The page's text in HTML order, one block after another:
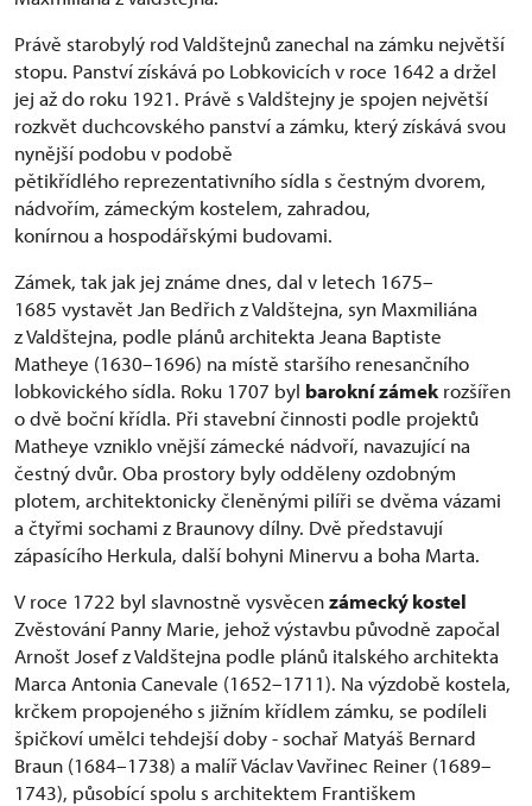
Právě starobylý rod Valdštejnů zanechal na zámku největší
stopu. Panství získává po Lobkovicích v roce 1642 a držel
jej až do roku 1921. Právě s Valdštejny je spojen největší
rozkvět duchcovského panství a zámku, který získává svou
nynější podobu v podobě
pětikřídlého reprezentativního sídla s čestným dvorem,
nádvořím, zámeckým kostelem, zahradou,
konírnou a hospodářskými budovami.
Zámek, tak jak jej známe dnes, dal v letech 1675–
1685 vystavět Jan Bedřich z Valdštejna, syn Maxmiliána
z Valdštejna, podle plánů architekta Jeana Baptiste
Matheye (1630–1696) na místě staršího renesančního
lobkovického sídla. Roku 1707 byl barokní zámek rozšířen
o dvě boční křídla. Při stavební činnosti podle projektů
Matheye vzniklo vnější zámecké nádvoří, navazující na
čestný dvůr. Oba prostory byly odděleny ozdobným
plotem, architektonicky členěnými pilíři se dvěma vázami
a čtyřmi sochami z Braunovy dílny. Dvě představují
zápasícího Herkula, další bohyni Minervu a boha Marta.
V roce 1722 byl slavnostně vysvěcenzámecký kostel
Zvěstování Panny Marie, jehož výstavbu původně započal
Arnošt Josef z Valdštejna podle plánů italského architekta
Marca Antonia Canevale (1652–1711). Na výzdobě kostela,
krčkem propojeného s jižním křídlem zámku, se podíleli
špičkoví umělci tehdejší doby - sochař Matyáš Bernard
Braun (1684–1738) a malíř Václav Vavřinec Reiner (1689–
1743), působící spolu s architektem Františkem